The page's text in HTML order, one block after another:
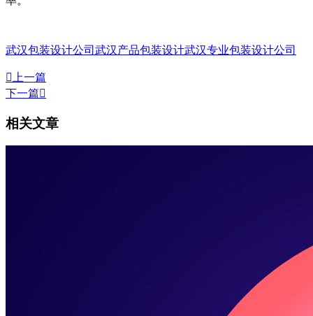
武汉包装设计公司 武汉产品包装设计武汉专业包装设计公司
 上一篇
下一篇
相关文章